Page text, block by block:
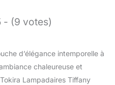
- (9 votes)
d’élégance intemporelle à
chaleureuse et
Lampadaires Tiffany